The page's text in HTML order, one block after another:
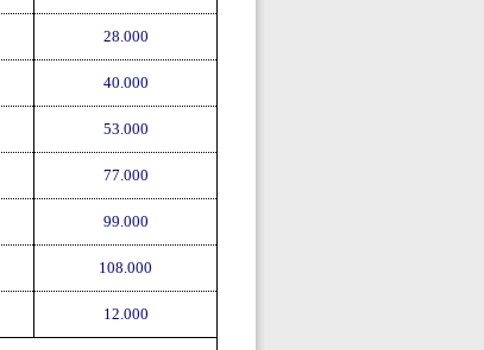
28.000
40.000
53.000
77.000
99.000
108.000
12.000